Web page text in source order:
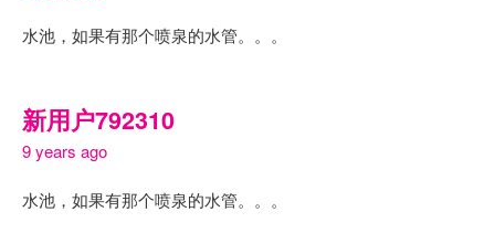
水池，如果有那个喷泉的水管。。。
新用户792310
9 years ago
水池，如果有那个喷泉的水管。。。